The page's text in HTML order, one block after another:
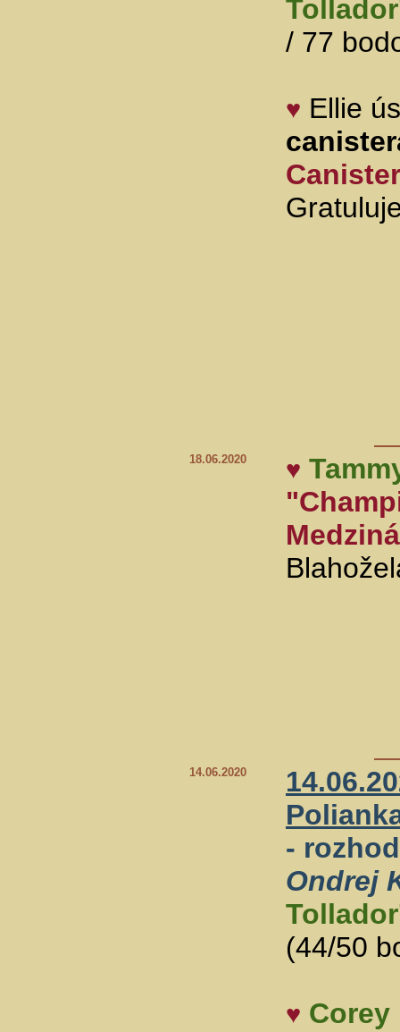
/ 77
♥ Ellie
18.06.2020 ♥
14.06.2020
-
Ondrej
(44/50
♥ Corey